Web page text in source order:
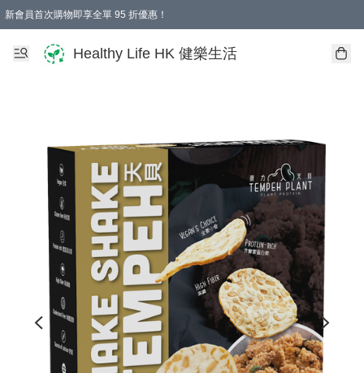
新會員首次購物即享全單 95 折優惠！
Healthy Life HK 健樂生活